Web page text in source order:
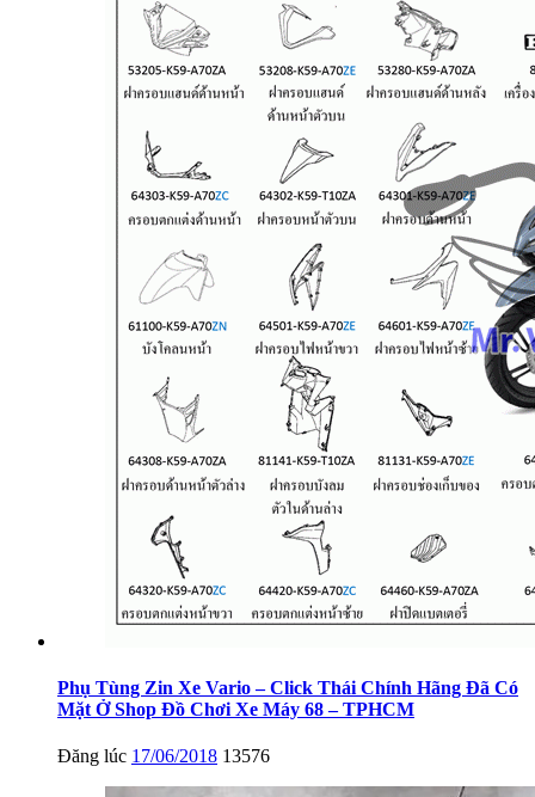
Phụ Tùng Zin Xe Vario – Click Thái Chính Hãng Đã Có
Mặt Ở Shop Đồ Chơi Xe Máy 68 – TPHCM
Đăng lúc 17/06/2018 13576